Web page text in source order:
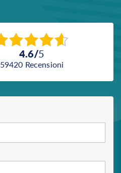
4.6/5
59420 recensioni